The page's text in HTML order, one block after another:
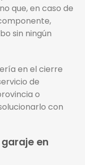
que, en caso de
sin ningún
en el cierre
de
o
con
en